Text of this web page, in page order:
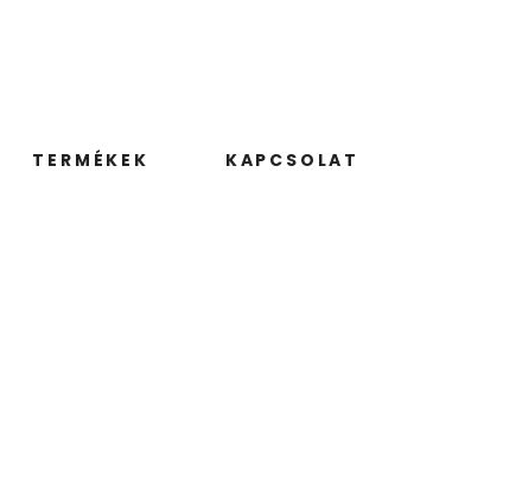
TERMÉKEK KAPCSOLAT